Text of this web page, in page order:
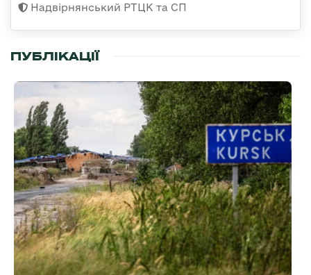
Надвірнянський РТЦК та СП
ПУБЛІКАЦІЇ